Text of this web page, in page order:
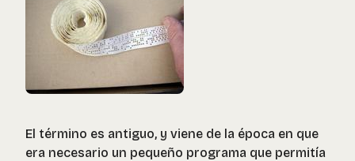
El término es antiguo, y viene de la época en que
era necesario un pequeño programa que permitía